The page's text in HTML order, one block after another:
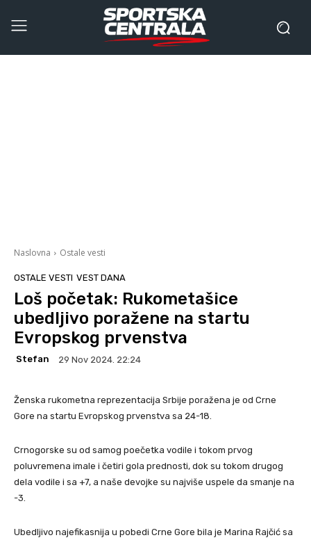
Naslovna Ostale vesti
OSTALE VESTI VEST DANA
Loš početak: Rukometašice
ubedljivo poražene na startu
Evropskog prvenstva
Stefan 29 Nov 2024. 22:24
Ženska rukometna reprezentacija Srbije poražena je od Crne
Gore na startu Evropskog prvenstva sa 24-18.
Crnogorske su od samog poečetka vodile i tokom prvog
poluvremena imale i četiri gola prednosti, dok su tokom drugog
dela vodile i sa +7, a naše devojke su najviše uspele da smanje na
-3.
Ubedljivo najefikasnija u pobedi Crne Gore bila je Marina Rajčić sa